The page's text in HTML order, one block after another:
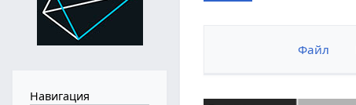
Файл
Навигация